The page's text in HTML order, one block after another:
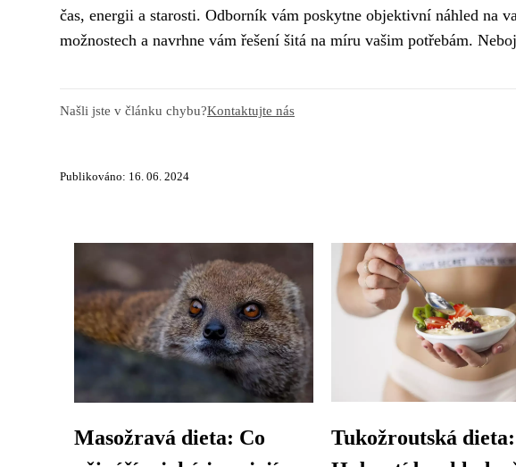
čas, energii a starosti. Odborník vám poskytne objektivní náhled na
možnostech a navrhne vám řešení šitá na míru vašim potřebám.
Našli jste v článku chybu?Kontaktujte nás
Publikováno: 16. 06. 2024
Masožravá dieta: Co
Tukožroutská dieta: